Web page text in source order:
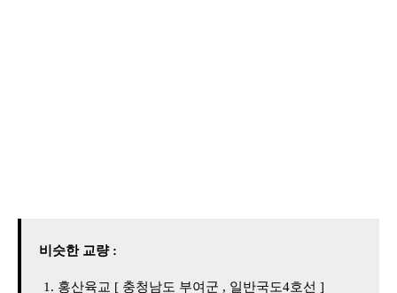
비슷한 교량 :
홍산육교 [ 충청남도 부여군 , 일반국도4호선 ]